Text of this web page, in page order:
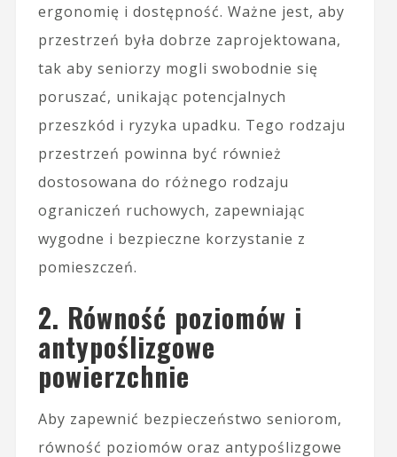
ergonomię i dostępność. Ważne jest, aby
przestrzeń była dobrze zaprojektowana,
tak aby seniorzy mogli swobodnie się
poruszać, unikając potencjalnych
przeszkód i ryzyka upadku. Tego rodzaju
przestrzeń powinna być również
dostosowana do różnego rodzaju
ograniczeń ruchowych, zapewniając
wygodne i bezpieczne korzystanie z
pomieszczeń.
2. Równość poziomów i
antypoślizgowe
powierzchnie
Aby zapewnić bezpieczeństwo seniorom,
równość poziomów oraz antypoślizgowe